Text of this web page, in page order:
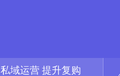
私域运营 提升复购